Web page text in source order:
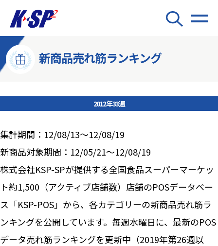
新商品売れ筋ランキング
2012年33週
集計期間：12/08/13～12/08/19
新商品対象期間：12/05/21～12/08/19
株式会社KSP-SPが提供する全国食品スーパーマーケッ
ト約1,500（アクティブ店舗数）店舗のPOSデータベー
ス「KSP-POS」から、各カテゴリーの新商品売れ筋ラ
ンキングを公開しています。毎週水曜日に、最新のPOS
データ売れ筋ランキングを更新中（2019年第26週以